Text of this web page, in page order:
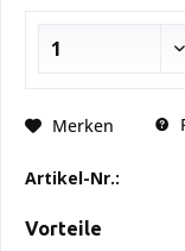
Merken
Artikel-Nr.:
Vorteile